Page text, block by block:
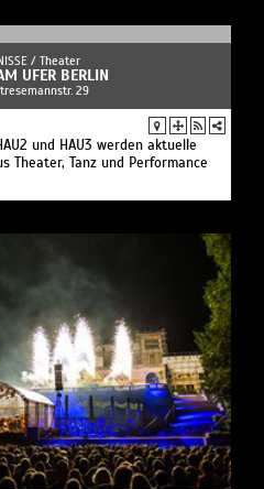
/ Theater
UFER BERLIN
29
und HAU3 werden aktuelle
Theater, Tanz und Performance